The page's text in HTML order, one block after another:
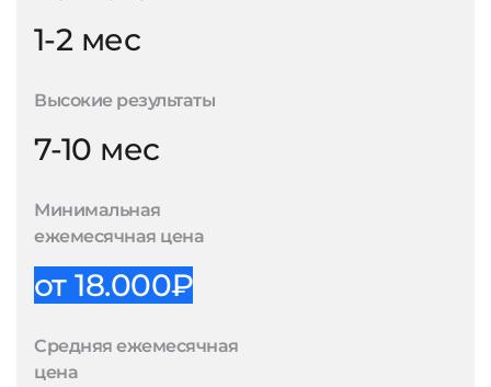
1-2 мес
Высокие результаты
7-10 мес
Минимальная
ежемесячная цена
от 18.000₽
Средняя ежемесячная
цена